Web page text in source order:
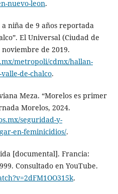
nuevo-leon.
niña de 9 años reportada
El Universal (Ciudad de
de 2019.
metropoli/cdmx/hallan-
de-chalco.
Meza. “Morelos es primer
Morelos, 2024.
seguridad-y-
en-feminicidios/.
[documental]. Francia:
Consultado en YouTube.
.